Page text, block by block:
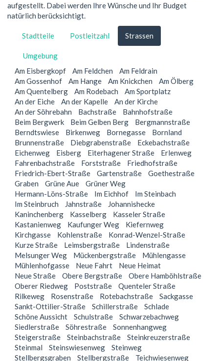
aufgestellt. Dabei werden Ihre Wünsche und Ihr Budget
natürlich berücksichtigt.
Stadtteile Postleitzahl Strassen
Umgebung
Am Eisbergkopf
Am Feldchen
Am Feldrain
Am Gossenhof
Am Hange Am Knickchen
Am Ölberg
Am Quentelberg
Am Rodebach
Am Sportplatz
An der Eiche
An der Kapelle
An der Kirche
An der Söhrebahn
Bachstraße
Bahnhofstraße
Beim Bergwerk
Beim Gelben Berg
Bergmannstraße
Berndtswiese
Birkenweg Bornegasse
Bornland
Brunnenstraße
Diebgrabenstraße
Eckebachstraße
Eichenweg
Eisberg Eiterhagener Straße
Erlenweg
Fahrenbachstraße
Forststraße
Friedhofstraße
Friedrich-Ebert-Straße
Gartenstraße
Goethestraße
Graben
Grüne Aue
Grüner Weg
Hermann-Löns-Straße
Im Eichhof
Im Steinbach
Im Steinbruch
Jahnstraße
Johannishecke
Kaninchenberg
Kasselberg
Kasseler Straße
Kastanienweg
Kaufunger Weg
Kiefernweg
Kirchgasse
Kohlenstraße
Konrad-Wenzel-Straße
Kurze Straße
Leimsbergstraße
Lindenstraße
Melsunger Weg
Mückenbergstraße
Mühlengasse
Mühlenhofgasse
Neue Fahrt
Neue Heimat
Neue Straße
Obere Bergstraße
Obere Hamböhlstraße
Oberer Riedweg
Poststraße
Quenteler Straße
Rilkeweg
Rosenstraße Rotebachstraße
Sackgasse
Sankt-Ottilier-Straße
Schillerstraße
Schlade
Schöne Aussicht
Schulstraße
Schwarzebachweg
Siedlerstraße
Söhrestraße
Sonnenhangweg
Steigerstraße
Steinbachstraße
Steinkreuzerstraße
Steinmal
Steinswiesenweg
Steinweg
Stellbergsgraben
Stellbergstraße Teichwiesenweg